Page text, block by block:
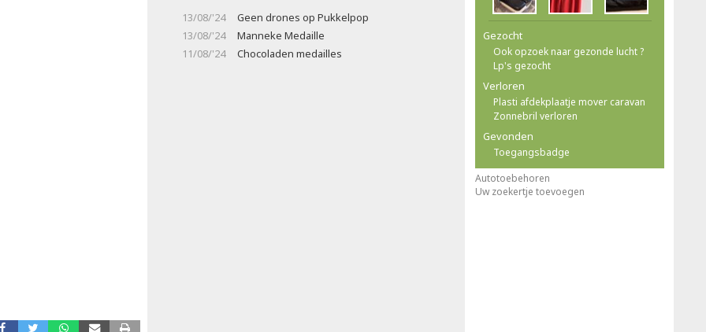
13/08/'24
Geen drones op Pukkelpop
13/08/'24
Manneke Medaille
11/08/'24
Chocoladen medailles
Gezocht
Ook opzoek naar gezonde lucht ?
Lp's gezocht
Verloren
Plasti afdekplaatje mover caravan
Zonnebril verloren
Gevonden
Toegangsbadge
Autotoebehoren
Uw zoekertje toevoegen